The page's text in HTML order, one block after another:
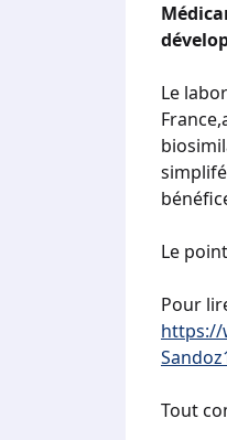
Le
Le
Pour
https://
Tout